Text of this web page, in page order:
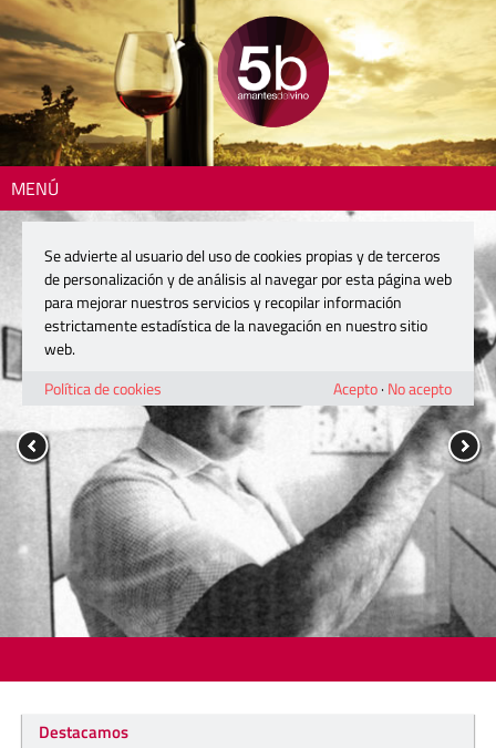
MENÚ
Destacamos
Se advierte al usuario del uso de cookies propias y de terceros
de personalización y de análisis al navegar por esta página web
para mejorar nuestros servicios y recopilar información
estrictamente estadística de la navegación en nuestro sitio
web.
Política de cookies
Acepto· No acepto